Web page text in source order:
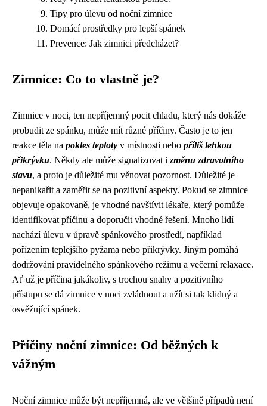
Tipy pro úlevu od noční zimnice
Domácí prostředky pro lepší spánek
Prevence: Jak zimnici předcházet?
Zimnice: Co to vlastně je?
Zimnice v noci, ten nepříjemný pocit chladu, který nás dokáže
probudit ze spánku, může mít různé příčiny. Často je to jen
reakce těla na pokles teploty v místnosti nebo příliš lehkou
přikrývku. Někdy ale může signalizovat i změnu zdravotního
stavu, a proto je důležité mu věnovat pozornost. Důležité je
nepanikařit a zaměřit se na pozitivní aspekty. Pokud se zimnice
objevuje opakovaně, je vhodné navštívit lékaře, který pomůže
identifikovat příčinu a doporučit vhodné řešení. Mnoho lidí
nachází úlevu v úpravě spánkového prostředí, například
pořízením teplejšího pyžama nebo přikrývky. Jiným pomáhá
dodržování pravidelného spánkového režimu a večerní relaxace.
Ať už je příčina jakákoliv, s trochou snahy a pozitivního
přístupu se dá zimnice v noci zvládnout a užít si tak klidný a
osvěžující spánek.
Příčiny noční zimnice: Od běžných k
vážným
Noční zimnice může být nepříjemná, ale ve většině případů není